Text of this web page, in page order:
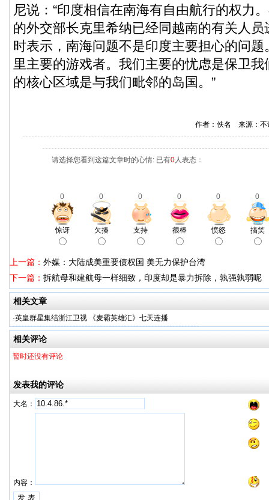
尼说：“印度相信在南海有自由航行的权力
的外交部长克里希纳已经同越南的有关人员
时表示，南海问题不是印度主要担心的问题
里主要的游戏者。我们主要的忧虑是保卫
的核心区域是与我们毗邻的岛国。”
作者：佚名 来源：
请选择您看到这篇文章时的心情: 已有0人表态：
0 0 0 0 0 0
惊讶 欠揍 支持 很棒 愤怒 搞笑
上一篇： 外媒：大陆成美重要债权国 美无力保护台湾
下一篇： 拆航母和建航母一样细致，印度却是暴力拆除，孰强孰弱呢
相关文章
·英皇群星集结浙江卫视 《麦霸英雄汇》七天连播
相关评论
暂时还没有评论
发表我的评论
大名：
内容：